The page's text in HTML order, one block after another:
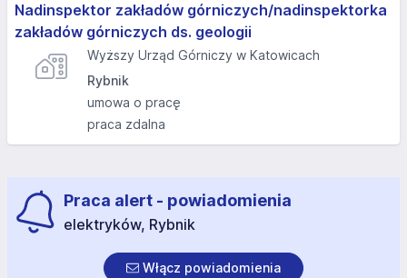
Nadinspektor zakładów górniczych/nadinspektorka
zakładów górniczych ds. geologii
Wyższy Urząd Górniczy w Katowicach
Rybnik
umowa o pracę
praca zdalna
Praca alert - powiadomienia
elektryków, Rybnik
Włącz powiadomienia